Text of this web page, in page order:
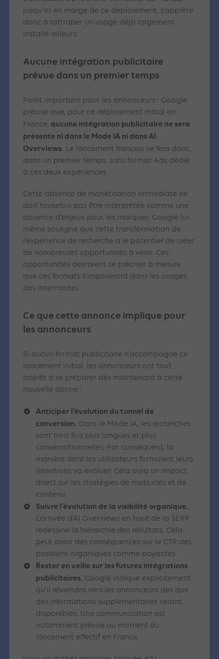
jusqu’ici en marge de ce déploiement, s’apprête
donc à rattraper un usage déjà largement
installé ailleurs.
Aucune intégration publicitaire
prévue dans un premier temps
Point important pour les annonceurs : Google
précise que, pour ce déploiement initial en
France, aucune intégration publicitaire ne sera
présente ni dans le Mode IA ni dans AI
Overviews. Le lancement français se fera donc,
dans un premier temps, sans format Ads dédié
à ces deux expériences.
Cette absence de monétisation immédiate ne
doit toutefois pas être interprétée comme une
absence d’enjeux pour les marques. Google lui-
même souligne que cette transformation de
l’expérience de recherche a le potentiel de créer
de nombreuses opportunités à venir. Ces
opportunités devraient se préciser à mesure
que ces formats s’imposeront dans les usages
des internautes.
Ce que cette annonce implique pour
les annonceurs
Si aucun format publicitaire n’accompagne ce
lancement initial, les annonceurs ont tout
intérêt à se préparer dès maintenant à cette
nouvelle donne :
Anticiper l’évolution du tunnel de
conversion. Dans le Mode IA, les recherches
sont trois fois plus longues et plus
conversationnelles. Par conséquent, la
manière dont les utilisateurs formulent leurs
intentions va évoluer. Cela aura un impact
direct sur les stratégies de mots-clés et de
contenu.
Suivre l’évolution de la visibilité organique.
L’arrivée d’AI Overviews en haut de la SERP
redessine la hiérarchie des résultats. Cela
peut avoir des conséquences sur le CTR des
positions organiques comme payantes.
Rester en veille sur les futures intégrations
publicitaires. Google indique explicitement
qu’il reviendra vers les annonceurs dès que
des informations supplémentaires seront
disponibles. Une communication est
notamment prévue au moment du
lancement effectif en France.